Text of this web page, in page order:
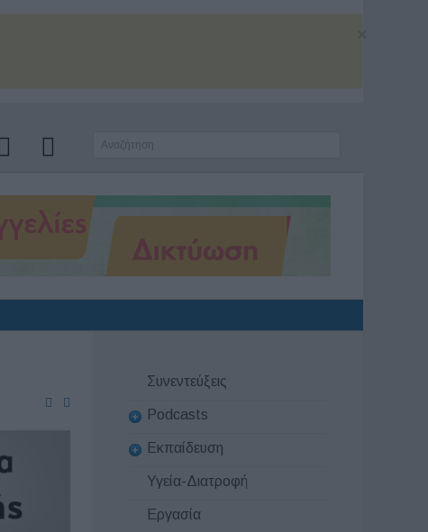
Συνεντεύξεις
Podcasts
Εκπαίδευση
Υγεία-Διατροφή
Εργασία